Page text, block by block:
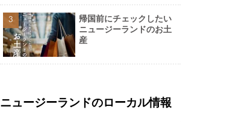
帰国前にチェックしたい
ニュージーランドのお土
産
ニュージーランドのローカル情報